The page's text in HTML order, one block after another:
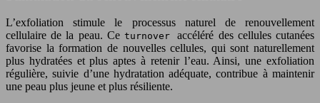
L’exfoliation stimule le processus naturel de renouvellement
cellulaire de la peau. Ceturnoveraccéléré des cellules cutanées
favorise la formation de nouvelles cellules, qui sont naturellement
plus hydratées et plus aptes à retenir l’eau. Ainsi, une exfoliation
régulière, suivie d’une hydratation adéquate, contribue à maintenir
une peau plus jeune et plus résiliente.